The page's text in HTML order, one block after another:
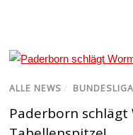
ALLE NEWS / BUNDESLIGA
Paderborn